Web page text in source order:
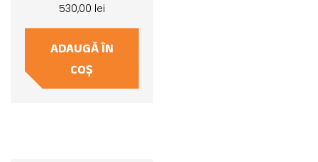
530,00 lei
ADAUGĂ ÎN
COȘ